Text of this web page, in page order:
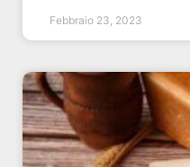
Febbraio 23, 2023